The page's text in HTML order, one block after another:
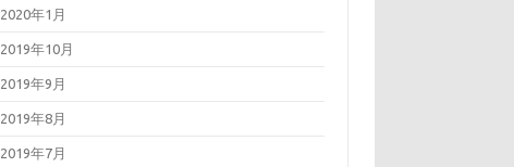
2020年1月
2019年10月
2019年9月
2019年8月
2019年7月